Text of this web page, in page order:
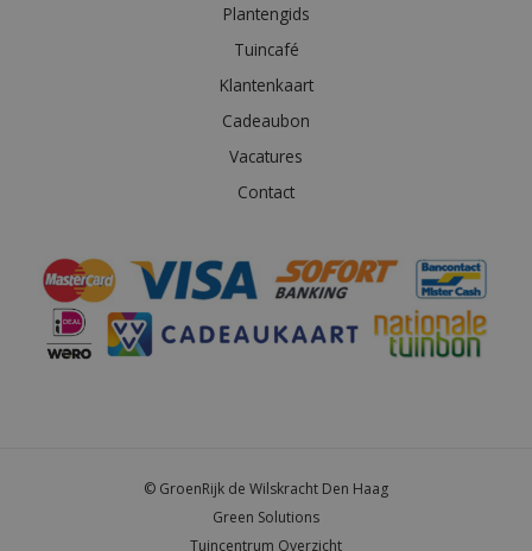
Plantengids
Tuincafé
Klantenkaart
Cadeaubon
Vacatures
Contact
© GroenRijk de Wilskracht Den Haag
Green Solutions
Tuincentrum Overzicht